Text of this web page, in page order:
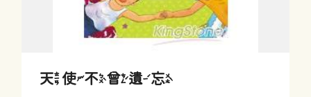
天使不曾遺忘